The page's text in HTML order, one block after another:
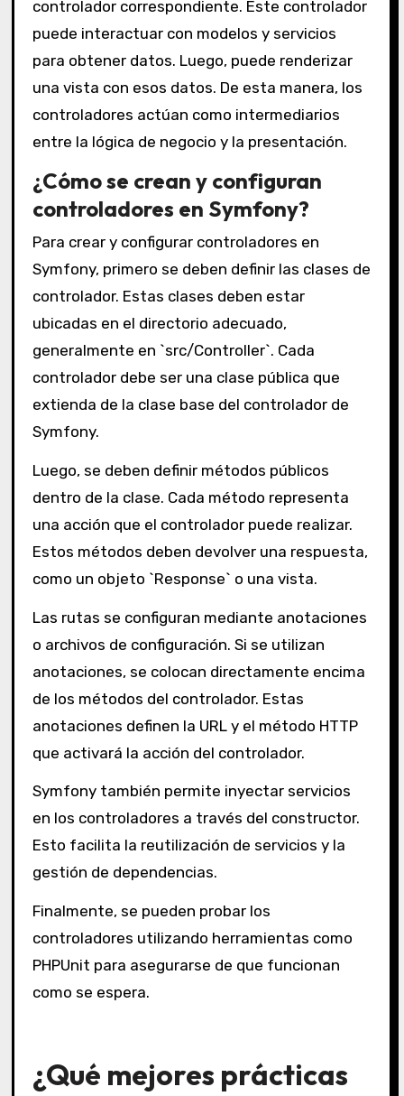
controlador correspondiente. Este controlador
puede interactuar con modelos y servicios
para obtener datos. Luego, puede renderizar
una vista con esos datos. De esta manera, los
controladores actúan como intermediarios
entre la lógica de negocio y la presentación.
¿Cómo se crean y configuran
controladores en Symfony?
Para crear y configurar controladores en
Symfony, primero se deben definir las clases de
controlador. Estas clases deben estar
ubicadas en el directorio adecuado,
generalmente en `src/Controller`. Cada
controlador debe ser una clase pública que
extienda de la clase base del controlador de
Symfony.
Luego, se deben definir métodos públicos
dentro de la clase. Cada método representa
una acción que el controlador puede realizar.
Estos métodos deben devolver una respuesta,
como un objeto `Response` o una vista.
Las rutas se configuran mediante anotaciones
o archivos de configuración. Si se utilizan
anotaciones, se colocan directamente encima
de los métodos del controlador. Estas
anotaciones definen la URL y el método HTTP
que activará la acción del controlador.
Symfony también permite inyectar servicios
en los controladores a través del constructor.
Esto facilita la reutilización de servicios y la
gestión de dependencias.
Finalmente, se pueden probar los
controladores utilizando herramientas como
PHPUnit para asegurarse de que funcionan
como se espera.
¿Qué mejores prácticas